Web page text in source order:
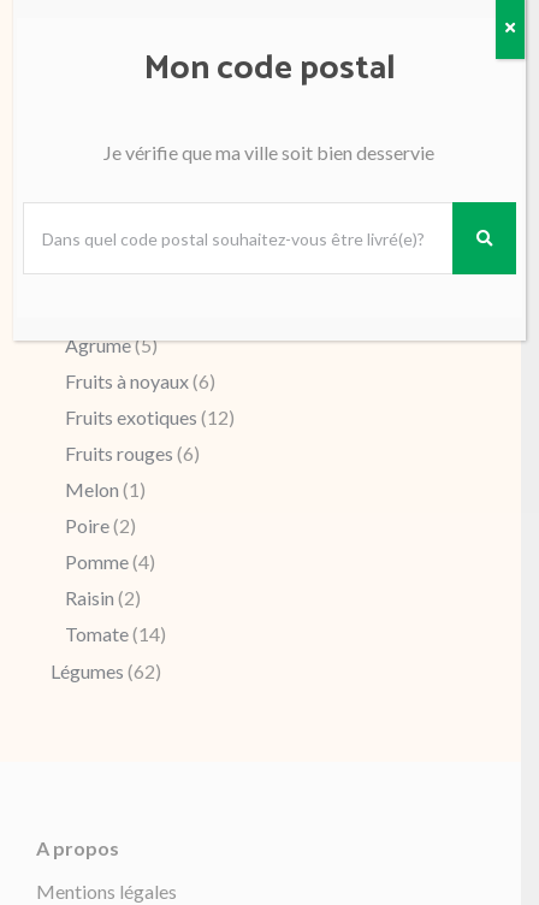
de
Affiner par
Agrume(5)
Fruits à noyaux(6)
Fruits exotiques (12)
Fruits rouges (6)
Melon (1)
Poire(2)
Pomme(4)
Raisin (2)
Tomate(14)
Légumes (62)
A propos
Mentions légales
Mon code postal
Je vérifie que ma ville soit bien desservie